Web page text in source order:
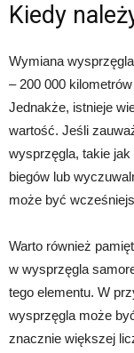
Kiedy
Wymiana
– 200 000
Jednakże, istnieje
wartość. Jeśli
wysprzęgla, takie jak
biegów lub
może być
Warto również
w wysprzęgla
tego elementu. W
wysprzęgla może
znacznie większej